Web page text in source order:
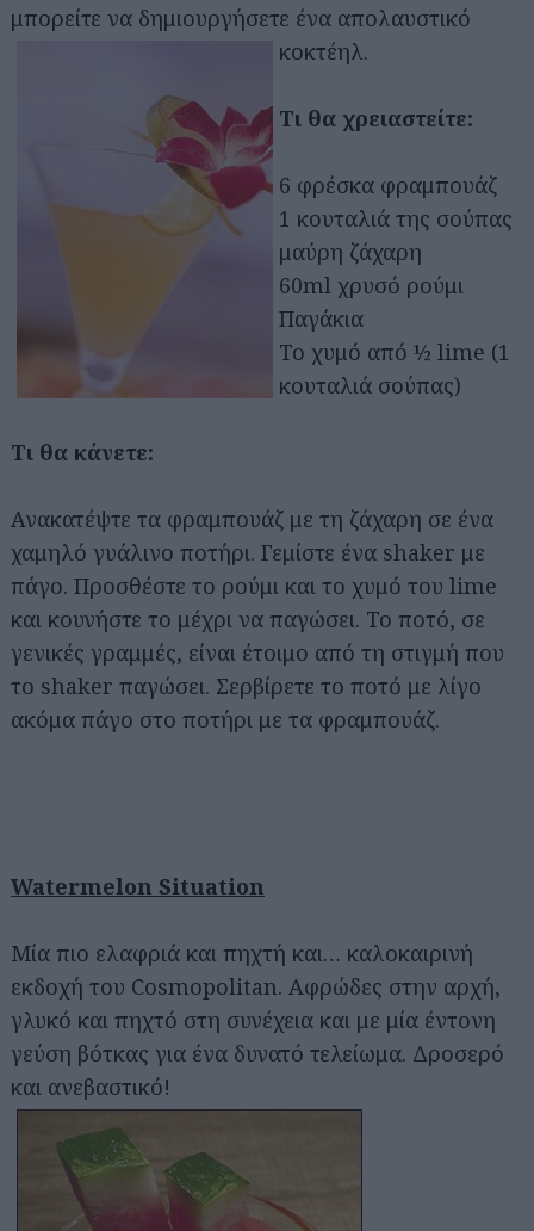
μπορείτε να δημιουργήσετε ένα απολαυστικό
κοκτέηλ.
Τι θα χρειαστείτε:
6 φρέσκα φραμπουάζ
1 κουταλιά της σούπας
μαύρη ζάχαρη
60ml χρυσό ρούμι
Παγάκια
Το χυμό από ½ lime (1
κουταλιά σούπας)
Τι θα κάνετε:
Ανακατέψτε τα φραμπουάζ με τη ζάχαρη σε ένα
χαμηλό γυάλινο ποτήρι. Γεμίστε ένα shaker με
πάγο. Προσθέστε το ρούμι και το χυμό του lime
και κουνήστε το μέχρι να παγώσει. Το ποτό, σε
γενικές γραμμές, είναι έτοιμο από τη στιγμή που
το shaker παγώσει. Σερβίρετε το ποτό με λίγο
ακόμα πάγο στο ποτήρι με τα φραμπουάζ.
Watermelon Situation
Μία πιο ελαφριά και πηχτή και… καλοκαιρινή
εκδοχή του Cosmopolitan. Αφρώδες στην αρχή,
γλυκό και πηχτό στη συνέχεια και με μία έντονη
γεύση βότκας για ένα δυνατό τελείωμα. Δροσερό
και ανεβαστικό!